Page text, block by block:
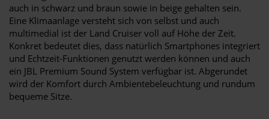
auch in schwarz und braun sowie in beige gehalten sein.
Eine Klimaanlage versteht sich von selbst und auch
multimedial ist der Land Cruiser voll auf Höhe der Zeit.
Konkret bedeutet dies, dass natürlich Smartphones integriert
und Echtzeit-Funktionen genutzt werden können und auch
ein JBL Premium Sound System verfügbar ist. Abgerundet
wird der Komfort durch Ambientebeleuchtung und rundum
bequeme Sitze.